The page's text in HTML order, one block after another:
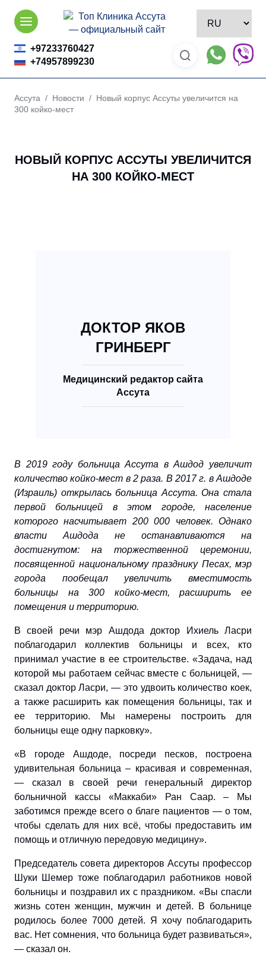
Skip
content
+97233760427
+74957899230
Ассута / Новости / Новый корпус Ассуты увеличится на
300 койко-мест
НОВЫЙ КОРПУС АССУТЫ УВЕЛИЧИТСЯ
НА 300 КОЙКО-МЕСТ
ДОКТОР ЯКОВ
ГРИНБЕРГ
Медицинский редактор сайта
Ассута
В 2019 году больница Ассута в Ашдод увеличит
количество койко-мест в 2 раза. В 2017 г. в Ашдоде
(Израиль) открылась больница Ассута. Она стала
первой больницей в этом городе, население
которого насчитывает 200 000 человек. Однако
власти Ашдода не останавливаются на
достигнутом: на торжественной церемонии,
посвященной национальному празднику Песах, мэр
города пообещал увеличить вместимость
больницы на 300 койко-мест, расширить ее
помещения и территорию.
В своей речи мэр Ашдода доктор Ихиель Ласри
поблагодарил коллектив больницы и всех, кто
принимал участие в ее строительстве. «Задача, над
которой мы работаем сейчас вместе с больницей, —
сказал доктор Ласри, — это удвоить количество коек,
а также расширить как помещения больницы, так и
ее территорию. Мы намерены построить для
больницы еще одну парковку».
«В городе Ашдоде, посреди песков, построена
удивительная больница – красивая и современная,
— сказал в своей речи генеральный директор
больничной кассы «Маккаби» Ран Саар. – Мы
заботимся прежде всего о благе пациентов — о том,
чтобы сделать для них всё, чтобы предоставить им
помощь и отличную передовую медицину».
Председатель совета директоров Ассуты профессор
Шуки Шемер тоже поблагодарил работников новой
больницы и поздравил их с праздником. «Вы спасли
жизнь сотен женщин, мужчин и детей. В больнице
родилось более 7000 детей. Я хочу поблагодарить
вас. Нет сомнения, что больница будет развиваться»,
— сказал он.